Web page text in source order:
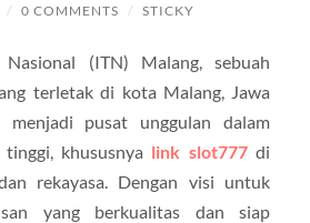
/ 0 COMMENTS / STICKY
(ITN) Malang, sebuah
terletak di kota Malang, Jawa
pusat unggulan dalam
khususnya link slot777di
rekayasa. Dengan visi untuk
yang berkualitas dan siap